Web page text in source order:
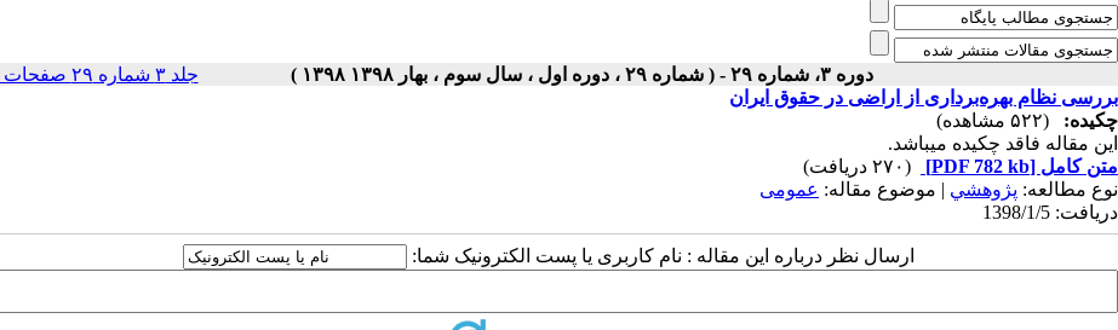
دوره ۳، شماره ۲۹ - ( شماره ۲۹ ، دوره اول ، سال سوم ، بهار ۱۳۹۸ ۱۳۹۸ ) جلد ۳ شماره ۲۹ صفحات ۵-۱
بررسی نظام بهره‌برداری از اراضی در حقوق ایران
چکیده:
(۵۲۲ مشاهده)
این مقاله فاقد چکیده می​باشد.
متن کامل [PDF 782 kb]
(۲۷۰ دریافت)
نوع مطالعه: پژوهشي | موضوع مقاله: عمومى
دریافت: 1398/1/5
ارسال نظر درباره این مقاله : نام کاربری یا پست الکترونیک شما: